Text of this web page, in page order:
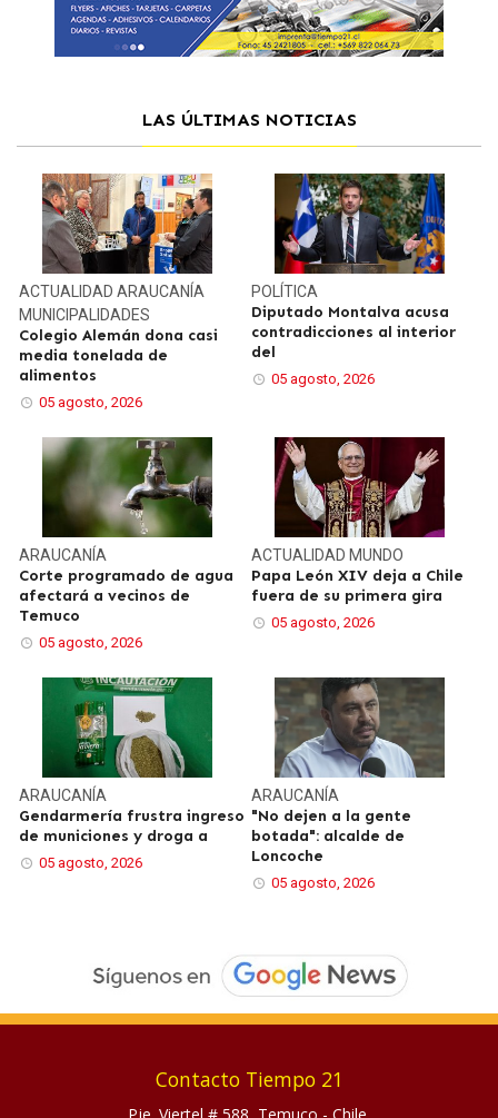
LAS ÚLTIMAS NOTICIAS
ACTUALIDADARAUCANÍA
MUNICIPALIDADES
Colegio Alemán dona casi
media tonelada de
alimentos
05 agosto, 2026
POLÍTICA
Diputado Montalva acusa
contradicciones al interior
del
05 agosto, 2026
ARAUCANÍA
Corte programado de agua
afectará a vecinos de
Temuco
05 agosto, 2026
ACTUALIDAD MUNDO
Papa León XIV deja a Chile
fuera de su primera gira
05 agosto, 2026
ARAUCANÍA
Gendarmería frustra ingreso
de municiones y droga a
05 agosto, 2026
ARAUCANÍA
"No dejen a la gente
botada": alcalde de
Loncoche
05 agosto, 2026
Contacto Tiempo 21